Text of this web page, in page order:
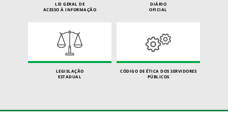
LEI GERAL DE
ACESSO À INFORMAÇÃO
DIÁRIO
OFICIAL
LEGISLAÇÃO
ESTADUAL
CÓDIGO DE ÉTICA DOS SERVIDORES
PÚBLICOS